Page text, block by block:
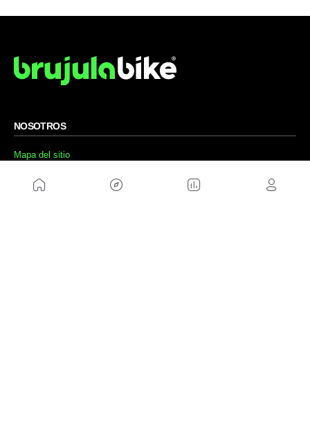
NOSOTROS
Mapa del sitio
Política de cookies